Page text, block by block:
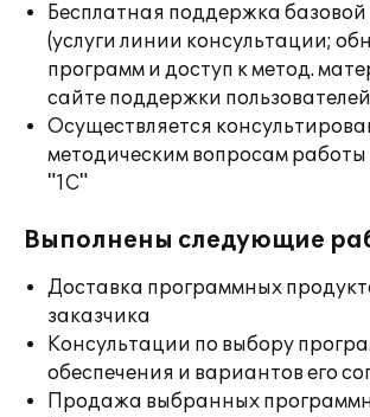
Бесплатная поддержка базовой
(услуги линии консультации;
программ и доступ к метод.
сайте поддержки
Осуществляется
методическим вопросам
"1С"
Выполнены следующие
Доставка программных
заказчика
Консультации по выбору
обеспечения и вариантов его
Продажа выбранных